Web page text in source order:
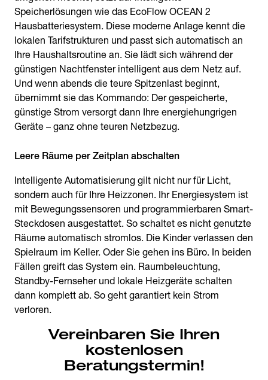
Speicherlösungen wie das EcoFlow OCEAN 2
Hausbatteriesystem. Diese moderne Anlage kennt die
lokalen Tarifstrukturen und passt sich automatisch an
Ihre Haushaltsroutine an. Sie lädt sich während der
günstigen Nachtfenster intelligent aus dem Netz auf.
Und wenn abends die teure Spitzenlast beginnt,
übernimmt sie das Kommando: Der gespeicherte,
günstige Strom versorgt dann Ihre energiehungrigen
Geräte – ganz ohne teuren Netzbezug.
Leere Räume per Zeitplan abschalten
Intelligente Automatisierung gilt nicht nur für Licht,
sondern auch für Ihre Heizzonen. Ihr Energiesystem ist
mit Bewegungssensoren und programmierbaren Smart-
Steckdosen ausgestattet. So schaltet es nicht genutzte
Räume automatisch stromlos. Die Kinder verlassen den
Spielraum im Keller. Oder Sie gehen ins Büro. In beiden
Fällen greift das System ein. Raumbeleuchtung,
Standby-Fernseher und lokale Heizgeräte schalten
dann komplett ab. So geht garantiert kein Strom
verloren.
Vereinbaren Sie Ihren
kostenlosen
Beratungstermin!